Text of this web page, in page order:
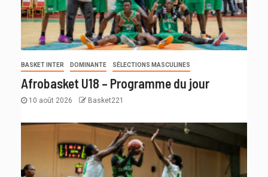
BASKET INTER DOMINANTE SÉLECTIONS MASCULINES
Afrobasket U18 – Programme du jour
10 août 2026 Basket221